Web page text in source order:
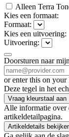
Alleen Terra
Kies een formaat:
Formaat:
Kies een uitvoering:
Uitvoering:
Doorsturen naar
or enter this on your
Deze tegel in het
Vraag kleurstaal aan
Alle informatie over
artikeldetailpagina.
Artikeldetails